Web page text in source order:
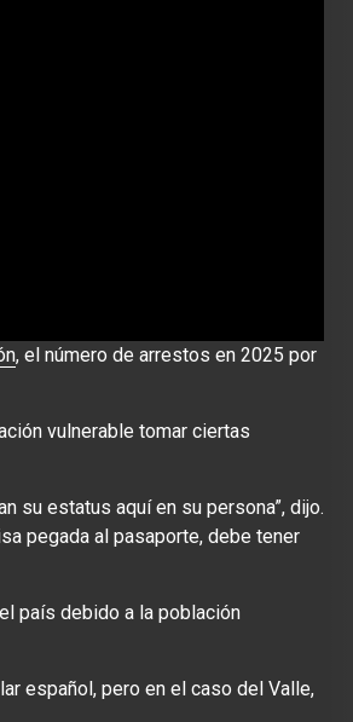
, el número de arrestos en 2025 por
vulnerable tomar ciertas
su estatus aquí en su persona”, dijo.
pegada al pasaporte, debe tener
país debido a la población
español, pero en el caso del Valle,